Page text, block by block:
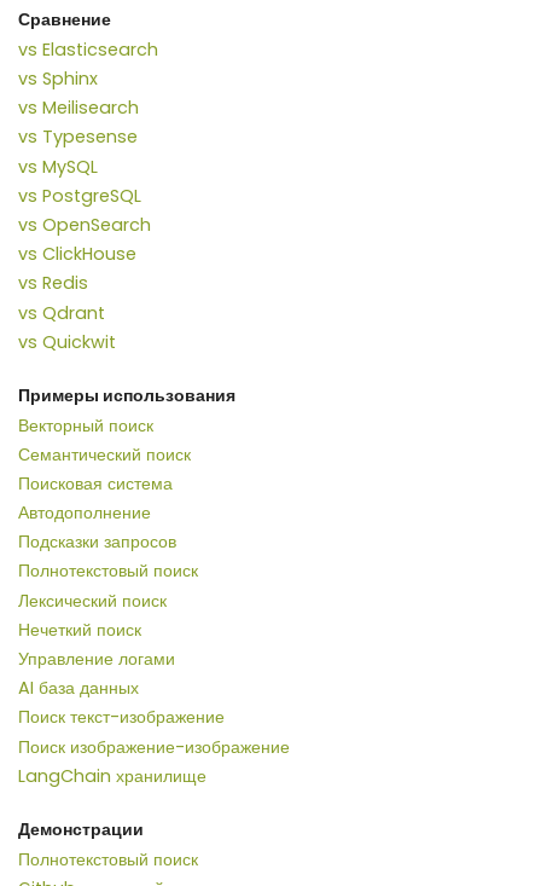
Сравнение
vs Elasticsearch
vs Sphinx
vs Meilisearch
vs Typesense
vs MySQL
vs PostgreSQL
vs OpenSearch
vs ClickHouse
vs Redis
vs Qdrant
vs Quickwit
Примеры использования
Векторный поиск
Семантический поиск
Поисковая система
Автодополнение
Подсказки запросов
Полнотекстовый поиск
Лексический поиск
Нечеткий поиск
Управление логами
AI база данных
Поиск текст-изображение
Поиск изображение-изображение
LangChain хранилище
Демонстрации
Полнотекстовый поиск